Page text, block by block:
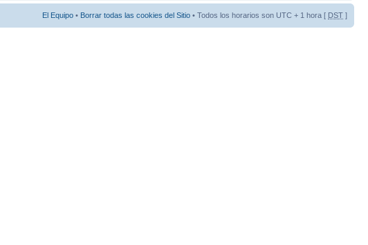
El Equipo • Borrar todas las cookies del Sitio • Todos los horarios son UTC + 1 hora [ DST ]